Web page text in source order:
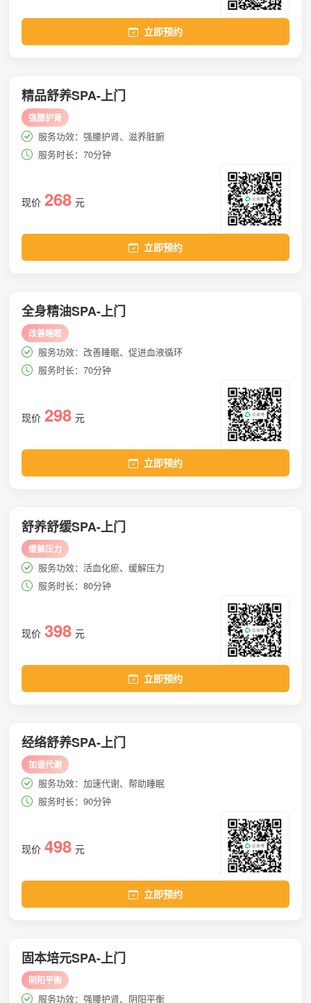
立即预约
精品舒养SPA-上门
强腰护肾
服务功效：强腰护肾、滋养脏腑
服务时长：70分钟
现价 268 元
立即预约
全身精油SPA-上门
改善睡眠
服务功效：改善睡眠、促进血液循环
服务时长：70分钟
现价 298 元
立即预约
舒养舒缓SPA-上门
缓解压力
服务功效：活血化瘀、缓解压力
服务时长：80分钟
现价 398 元
立即预约
经络舒养SPA-上门
加速代谢
服务功效：加速代谢、帮助睡眠
服务时长：90分钟
现价 498 元
立即预约
固本培元SPA-上门
阴阳平衡
服务功效：强腰护肾、阴阳平衡